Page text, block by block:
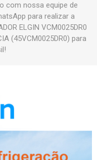
com nossa equipe de
para realizar a
ELGIN VCM0025DR0
(45VCM0025DR0) para